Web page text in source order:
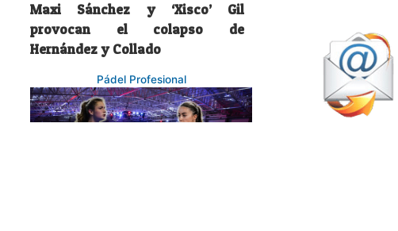
Maxi Sánchez y ‘Xisco’ Gil
provocan el colapso de
Hernández y Collado
Pádel Profesional